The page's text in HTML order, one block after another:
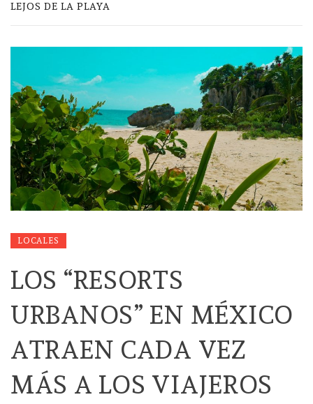
LEJOS DE LA PLAYA
LOCALES
LOS “RESORTS
URBANOS” EN MÉXICO
ATRAEN CADA VEZ
MÁS A LOS VIAJEROS